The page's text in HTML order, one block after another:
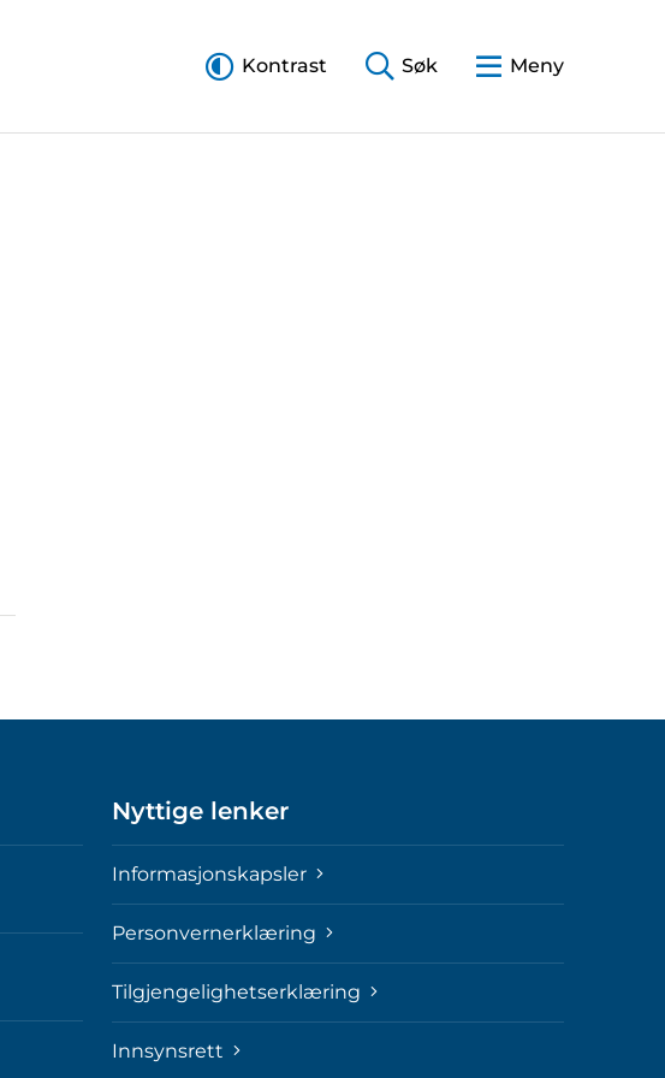
Kontrast Søk Meny
Nyttige lenker
Informasjonskapsler
Personvernerklæring
Tilgjengelighetserklæring
Innsynsrett